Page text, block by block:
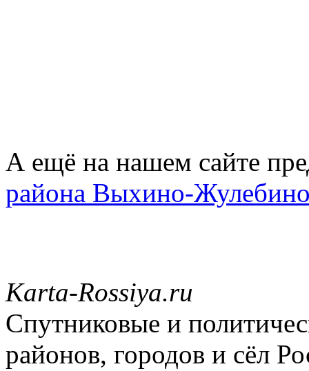
А ещё на нашем сайте
района Выхино-
Karta-Rossiya.ru
Спутниковые и
районов, городов и сёл